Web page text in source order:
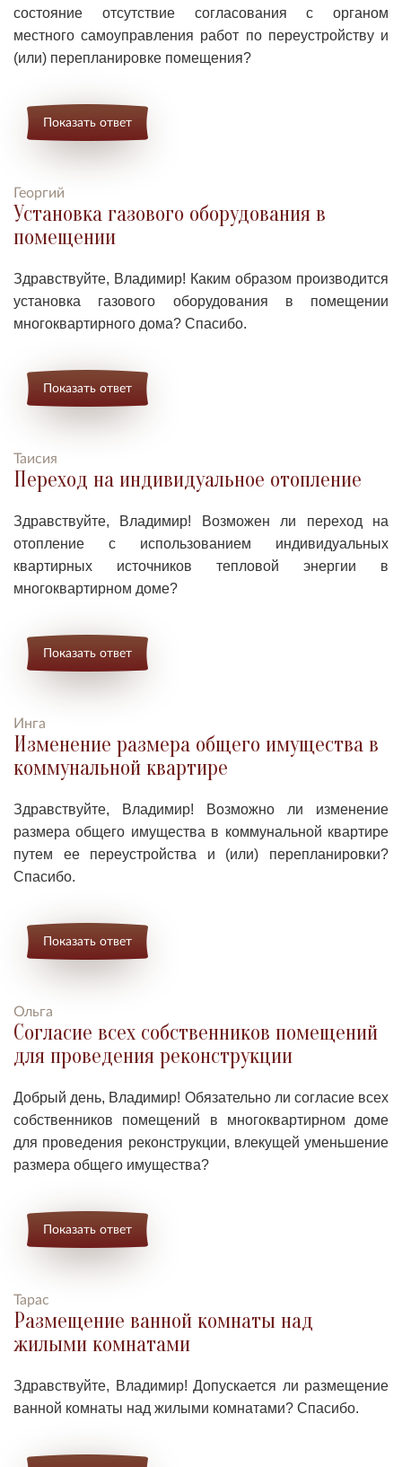
состояние отсутствие согласования с органом
местного самоуправления работ по переустройству и
(или) перепланировке помещения?
Показать ответ
Георгий
Установка газового оборудования в
помещении
Здравствуйте, Владимир! Каким образом производится
установка газового оборудования в помещении
многоквартирного дома? Спасибо.
Показать ответ
Таисия
Переход на индивидуальное отопление
Здравствуйте, Владимир! Возможен ли переход на
отопление с использованием индивидуальных
квартирных источников тепловой энергии в
многоквартирном доме?
Показать ответ
Инга
Изменение размера общего имущества в
коммунальной квартире
Здравствуйте, Владимир! Возможно ли изменение
размера общего имущества в коммунальной квартире
путем ее переустройства и (или) перепланировки?
Спасибо.
Показать ответ
Ольга
Согласие всех собственников помещений
для проведения реконструкции
Добрый день, Владимир! Обязательно ли согласие всех
собственников помещений в многоквартирном доме
для проведения реконструкции, влекущей уменьшение
размера общего имущества?
Показать ответ
Тарас
Размещение ванной комнаты над
жилыми комнатами
Здравствуйте, Владимир! Допускается ли размещение
ванной комнаты над жилыми комнатами? Спасибо.